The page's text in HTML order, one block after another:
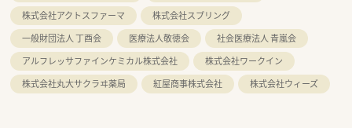
株式会社アクトスファーマ
株式会社スプリング
一般財団法人 丁酉会
医療法人敬徳会
社会医療法人 青嵐会
アルフレッサファインケミカル株式会社
株式会社ワークイン
株式会社丸大サクラヰ薬局
紅屋商事株式会社 株式会社ウィーズ